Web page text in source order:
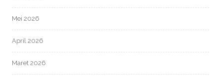
Mei 2026
April 2026
Maret 2026